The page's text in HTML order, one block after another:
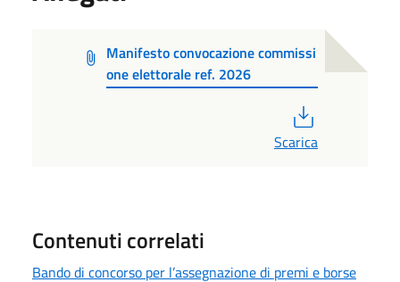
Manifesto convocazione commissi
one elettorale ref. 2026
Scarica
Contenuti correlati
Bando di concorso per l’assegnazione di premi e borse